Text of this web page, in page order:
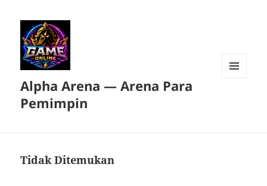
Alpha Arena — Arena Para
Pemimpin
Tidak Ditemukan